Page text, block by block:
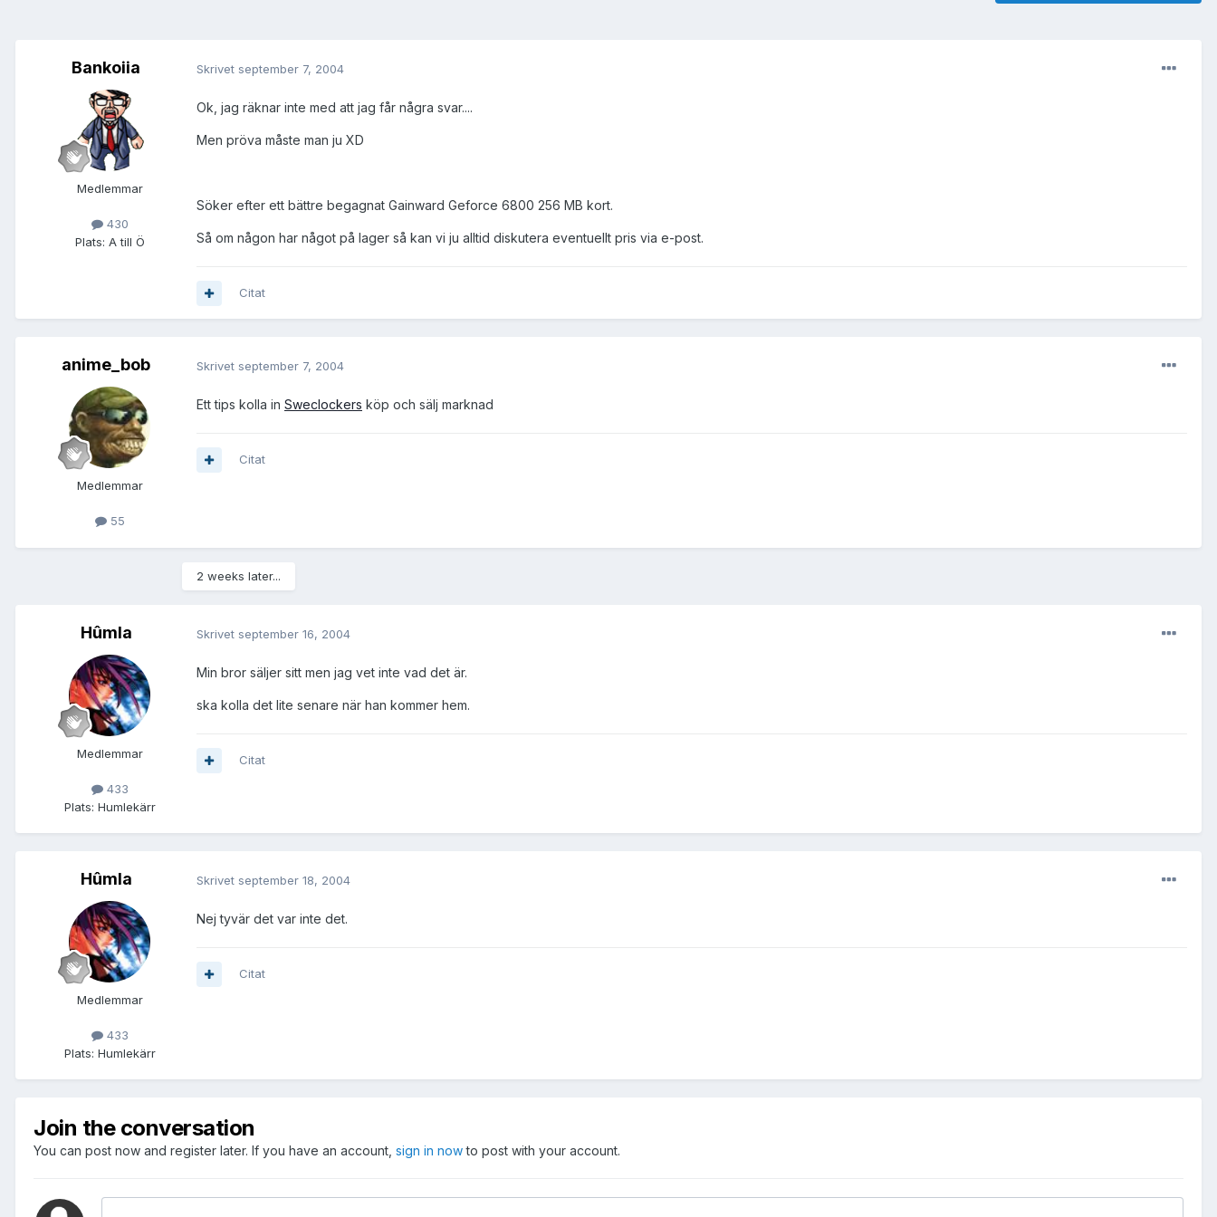
Bankoiia
Medlemmar
430
Plats: A till Ö
Skrivet september 7, 2004
Ok, jag räknar inte med att jag får några svar....
Men pröva måste man ju XD
Söker efter ett bättre begagnat Gainward Geforce 6800 256 MB kort.
Så om någon har något på lager så kan vi ju alltid diskutera eventuellt pris via e-post.
Citat
anime_bob
Medlemmar
55
Skrivet september 7, 2004
Ett tips kolla in Sweclockers köp och sälj marknad
Citat
2 weeks later...
Hûmla
Medlemmar
433
Plats: Humlekärr
Skrivet september 16, 2004
Min bror säljer sitt men jag vet inte vad det är.
ska kolla det lite senare när han kommer hem.
Citat
Hûmla
Medlemmar
433
Plats: Humlekärr
Skrivet september 18, 2004
Nej tyvär det var inte det.
Citat
Join the conversation
You can post now and register later. If you have an account, sign in nowto post with your account.